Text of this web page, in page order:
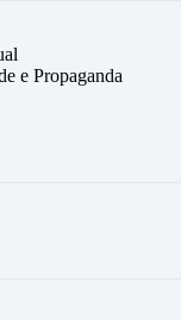
e Propaganda